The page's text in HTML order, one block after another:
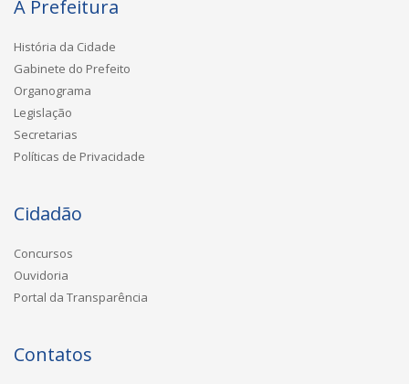
A Prefeitura
História da Cidade
Gabinete do Prefeito
Organograma
Legislação
Secretarias
Políticas de Privacidade
Cidadão
Concursos
Ouvidoria
Portal da Transparência
Contatos